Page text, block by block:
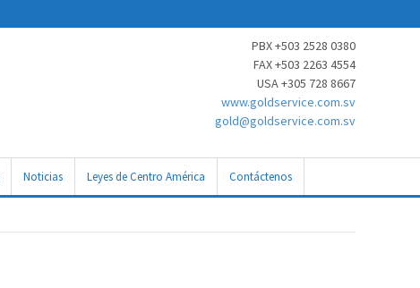
PBX +503 2528 0380
FAX +503 2263 4554
USA +305 728 8667
www.goldservice.com.sv
gold@goldservice.com.sv
Noticias Leyes de Centro América Contáctenos